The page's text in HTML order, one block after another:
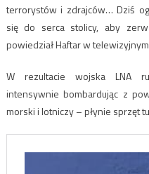
terrorystów i zdrajców… Dziś
się do serca stolicy, aby
powiedział Haftar w
W rezultacie wojska LNA
intensywnie bombardując z
morski i lotniczy – płynie sprzęt